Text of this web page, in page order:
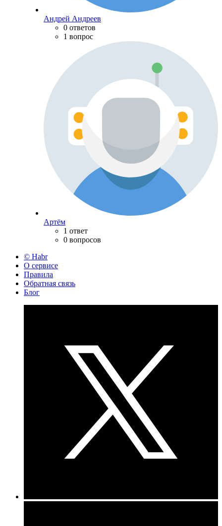
Андрей Андреев
0 ответов
1 вопрос
Артём
1 ответ
0 вопросов
© Habr
О сервисе
Правила
Обратная связь
Блог